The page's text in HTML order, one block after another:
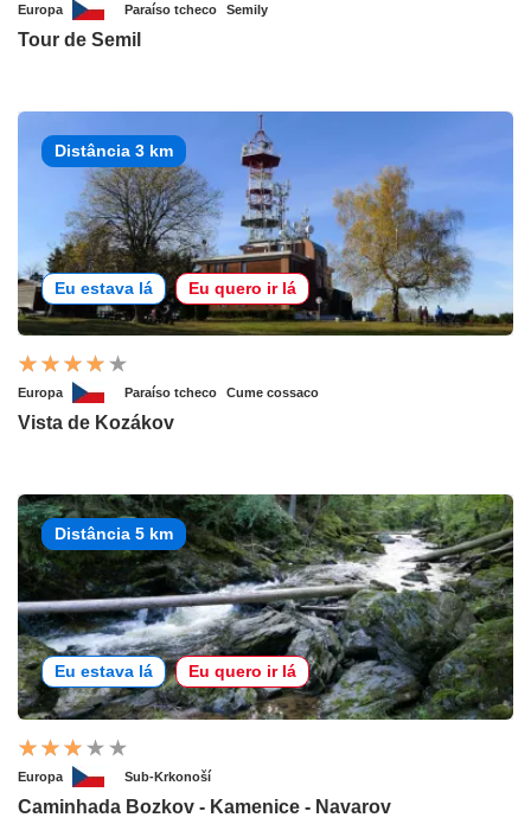
Europa Paraíso tcheco Semily
Tour de Semil
Distância 3 km
Eu estava lá Eu quero ir lá
Europa Paraíso tcheco Cume cossaco
Vista de Kozákov
Distância 5 km
Eu estava lá Eu quero ir lá
Europa Sub-Krkonoší
Caminhada Bozkov - Kamenice - Navarov